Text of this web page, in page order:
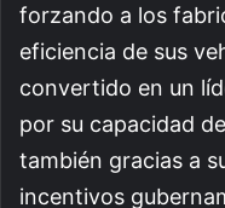
forzando a los
eficiencia de sus
convertido en un
por su capacidad
también gracias a
incentivos